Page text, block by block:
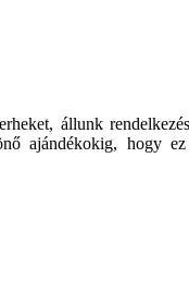
állunk
ajándékokig, hogy